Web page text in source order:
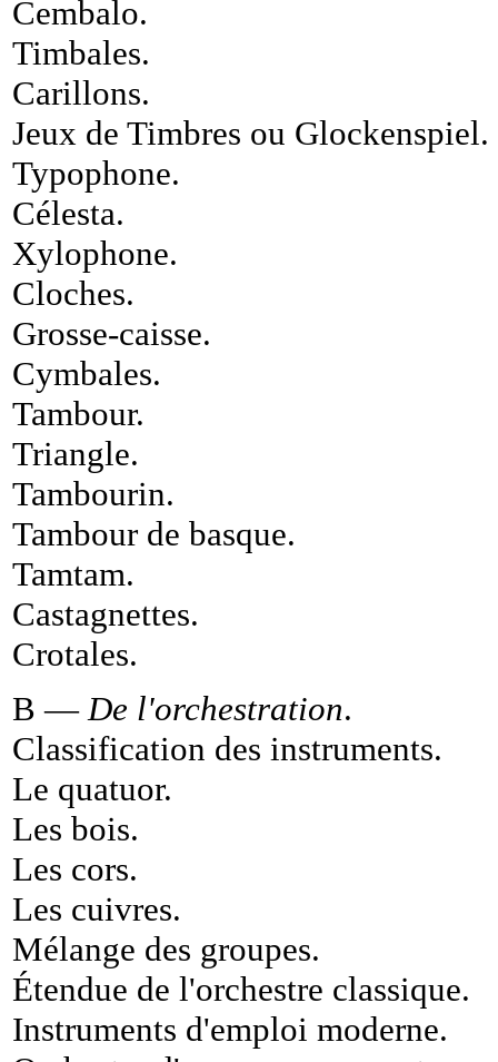
Cembalo.
Timbales.
Carillons.
Jeux de Timbres ou Glockenspiel.
Typophone.
Célesta.
Xylophone.
Cloches.
Grosse-caisse.
Cymbales.
Tambour.
Triangle.
Tambourin.
Tambour de basque.
Tamtam.
Castagnettes.
Crotales.
B —De l'orchestration.
Classification des instruments.
Le quatuor.
Les bois.
Les cors.
Les cuivres.
Mélange des groupes.
Étendue de l'orchestre classique.
Instruments d'emploi moderne.